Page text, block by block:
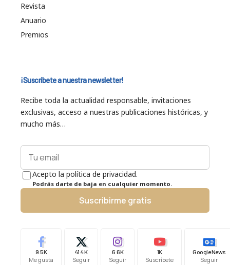
Revista
Anuario
Premios
¡Suscríbete a nuestra newsletter!
Recibe toda la actualidad responsable, invitaciones
exclusivas, acceso a nuestras publicaciones históricas, y
mucho más…
Acepto la política de privacidad.
Podrás darte de baja en cualquier momento.
Suscribirme gratis
9.5K
Me gusta
41.4K
Seguir
6.6K
Seguir
1K
Suscríbete
Google News
Seguir